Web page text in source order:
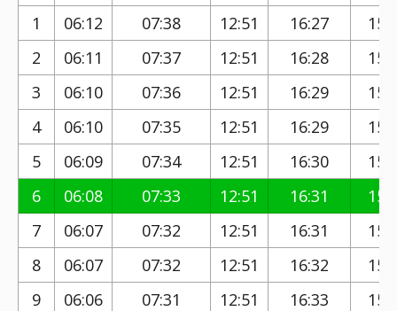
1
06:12 07:38 12:51 16:27
2
06:11 07:37 12:51 16:28
3
06:10 07:36 12:51 16:29
4
06:10 07:35 12:51 16:29
5
06:09 07:34 12:51 16:30
6
06:08 07:33 12:51 16:31
7
06:07 07:32 12:51 16:31
8
06:07 07:32 12:51 16:32
9
06:06 07:31 12:51 16:33